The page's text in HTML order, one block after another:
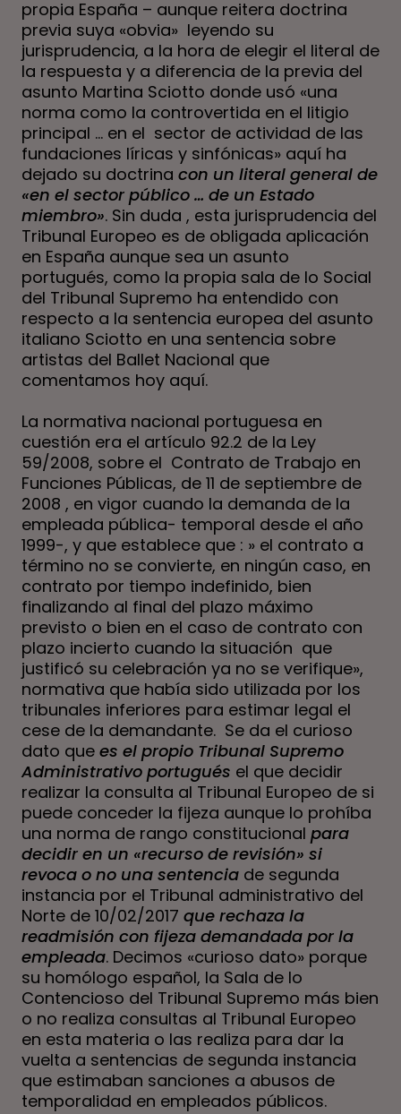
propia España – aunque reitera doctrina
previa suya «obvia» leyendo su
jurisprudencia, a la hora de elegir el literal de
la respuesta y a diferencia de la previa del
asunto Martina Sciotto donde usó «una
norma como la controvertida en el litigio
principal … en el sector de actividad de las
fundaciones líricas y sinfónicas» aquí ha
dejado su doctrina con un literal general de
«en el sector público … de un Estado
miembro». Sin duda , esta jurisprudencia del
Tribunal Europeo es de obligada aplicación
en España aunque sea un asunto
portugués, como la propia sala de lo Social
del Tribunal Supremo ha entendido con
respecto a la sentencia europea del asunto
italiano Sciotto en una sentencia sobre
artistas del Ballet Nacional que
comentamos hoy aquí.
La normativa nacional portuguesa en
cuestión era el artículo 92.2 de la Ley
59/2008, sobre el Contrato de Trabajo en
Funciones Públicas, de 11 de septiembre de
2008 , en vigor cuando la demanda de la
empleada pública- temporal desde el año
1999-, y que establece que : » el contrato a
término no se convierte, en ningún caso, en
contrato por tiempo indefinido, bien
finalizando al final del plazo máximo
previsto o bien en el caso de contrato con
plazo incierto cuando la situación que
justificó su celebración ya no se verifique»,
normativa que había sido utilizada por los
tribunales inferiores para estimar legal el
cese de la demandante. Se da el curioso
dato que es el propio Tribunal Supremo
Administrativo portugués el que decidir
realizar la consulta al Tribunal Europeo de si
puede conceder la fijeza aunque lo prohíba
una norma de rango constitucional para
decidir en un «recurso de revisión» si
revoca o no una sentencia de segunda
instancia por el Tribunal administrativo del
Norte de 10/02/2017 que rechaza la
readmisión con fijeza demandada por la
empleada. Decimos «curioso dato» porque
su homólogo español, la Sala de lo
Contencioso del Tribunal Supremo más bien
o no realiza consultas al Tribunal Europeo
en esta materia o las realiza para dar la
vuelta a sentencias de segunda instancia
que estimaban sanciones a abusos de
temporalidad en empleados públicos.